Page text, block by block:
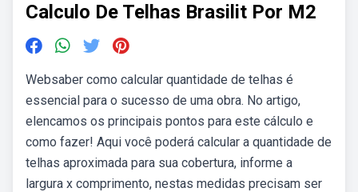
Calculo De Telhas Brasilit Por M2
Websaber como calcular quantidade de telhas é
essencial para o sucesso de uma obra. No artigo,
elencamos os principais pontos para este cálculo e
como fazer! Aqui você poderá calcular a quantidade de
telhas aproximada para sua cobertura, informe a
largura x comprimento, nestas medidas precisam ser